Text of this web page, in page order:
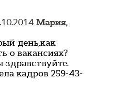
Мария,
день,как
о вакансиях?
здравствуйте.
кадров 259-43-